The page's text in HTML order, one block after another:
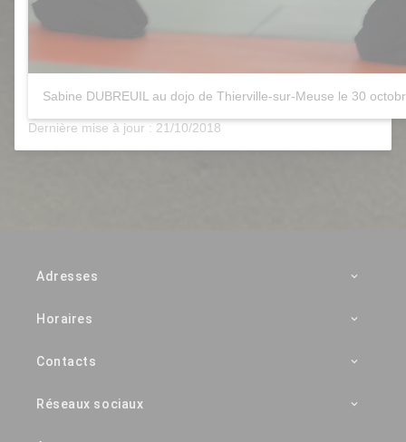
Sabine DUBREUIL au dojo de Thierville-sur-Meuse le 30
Dernière mise à jour : 21/10/2018
Adresses
Horaires
Contacts
Réseaux sociaux